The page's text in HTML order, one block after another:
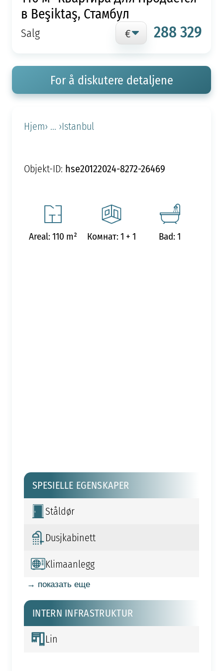
в Beşiktaş, Стамбул
Salg 288 329
For å diskutere detaljene
Hjem› ... ›Istanbul
Objekt-ID: hse20122024-8272-26469
Areal: 110 m² Комнат: 1 + 1 Bad: 1
SPESIELLE EGENSKAPER
Ståldør
Dusjkabinett
Klimaanlegg
→ показать еще
INTERN INFRASTRUKTUR
Lin